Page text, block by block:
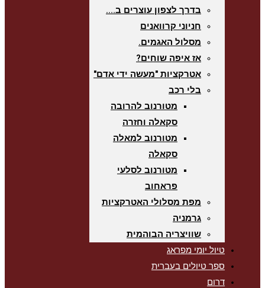
בדרך לצפון עוצרים ב….
חניוני קרוואנים
מסלול האגמים.
אז איפה שוחים?
אטרקציות "מעשה ידי אדם"
בלי רכב
מטורנוב להרובה
סקאלה וחזרה
מטורנוב למאלה
סקאלה
מטורנוב לסלעי
פראחוב
מפת מסלולי האטרקציות
גרמניה
שוויצריה הבוהמית
טיול יומי מפראג
ספר טיולים בעברית
דרום